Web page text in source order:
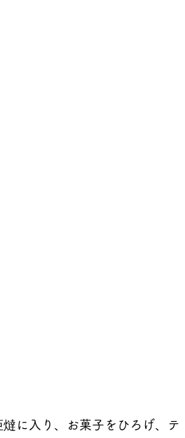
に入り、お菓子をひろげ、テ